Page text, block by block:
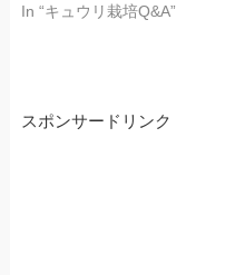
In “キュウリ栽培Q&A”
スポンサードリンク